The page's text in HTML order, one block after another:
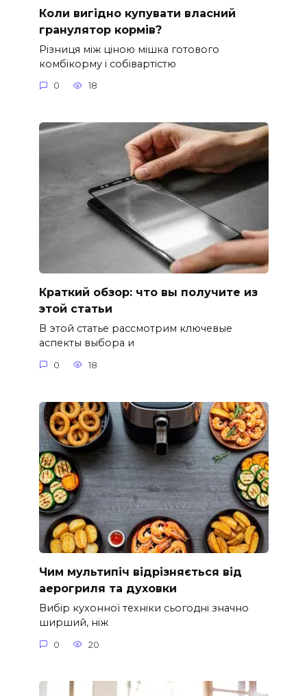
Коли вигідно купувати власний
гранулятор кормів?
Різниця між ціною мішка готового
комбікорму і собівартістю
0 18
Краткий обзор: что вы получите из
этой статьи
В этой статье рассмотрим ключевые
аспекты выбора и
0 18
Чим мультипіч відрізняється від
аерогриля та духовки
Вибір кухонної техніки сьогодні значно
ширший, ніж
0 20